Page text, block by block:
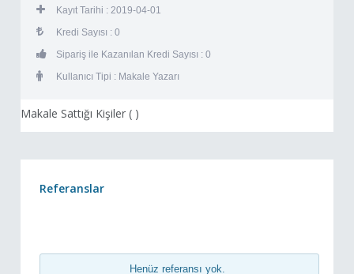
Kayıt Tarihi : 2019-04-01
Kredi Sayısı : 0
Sipariş ile Kazanılan Kredi Sayısı : 0
Kullanıcı Tipi : Makale Yazarı
Makale Sattığı Kişiler ( )
Referanslar
Henüz referansı yok.